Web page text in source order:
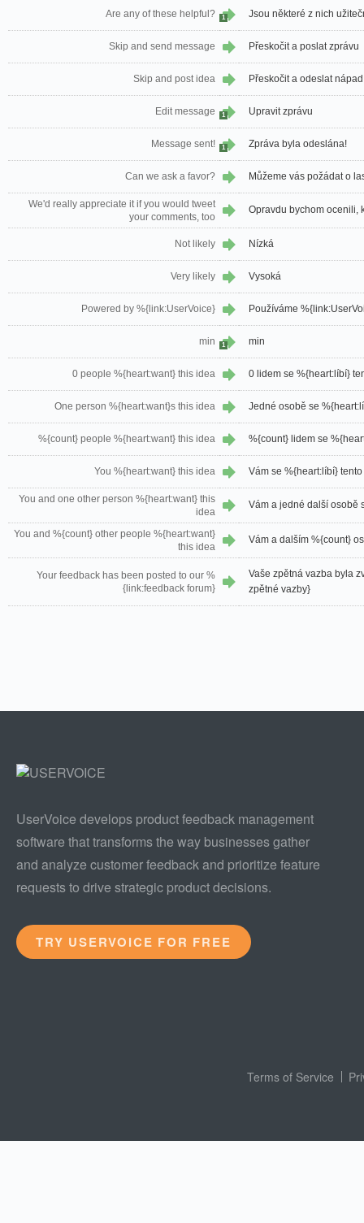
Are any of these helpful? 1 Jsou některé z nich
Skip and send message Přeskočit a poslat zprávu
Skip and post idea Přeskočit a odeslat nápad
Edit message 1 Upravit zprávu
Message sent! 1 Zpráva byla odeslána!
Can we ask a favor? Můžeme vás požádat o
We'd really appreciate it if you would tweet
your comments, too
Opravdu bychom ocenili,
Not likely Nízká
Very likely Vysoká
Powered by %{link:UserVoice} Používáme
min 1 min
0 people %{heart:want} this idea 0 lidem se %{heart:líbí}
One person %{heart:want}s this idea Jedné osobě se
%{count} people %{heart:want} this idea %{count} lidem se
You %{heart:want} this idea Vám se %{heart:líbí}
You and one other person %{heart:want} this
idea
Vám a jedné další osobě
You and %{count} other people %{heart:want}
this idea
Vám a dalším %{count}
Your feedback has been posted to our %
{link:feedback forum}
Vaše zpětná vazba byla
zpětné vazby}
UserVoice develops product feedback management
software that transforms the way businesses gather
and analyze customer feedback and prioritize feature
requests to drive strategic product decisions.
TRY USERVOICE FOR FREE
Terms of Service